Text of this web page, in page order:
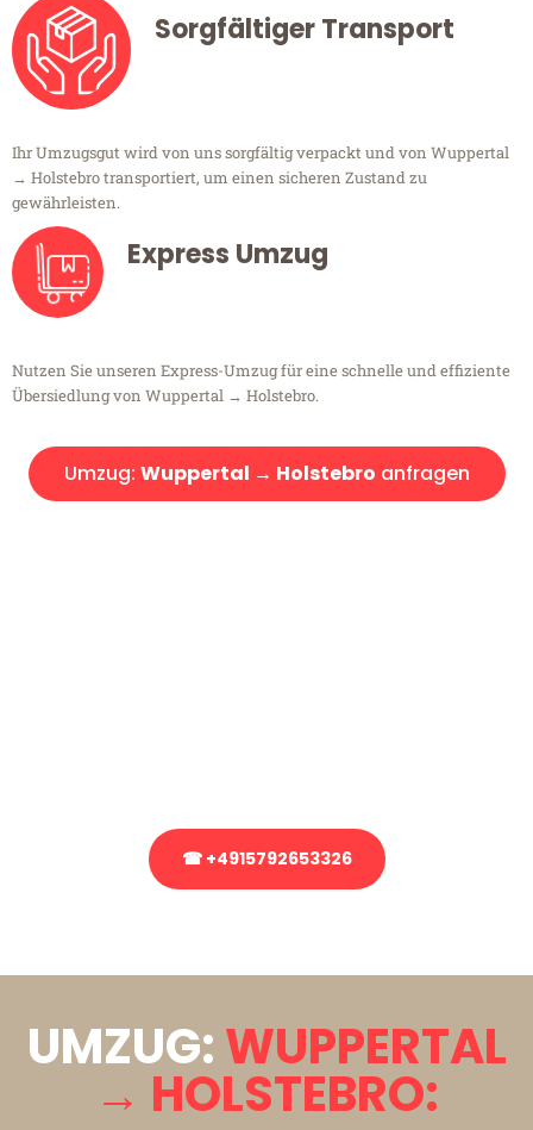
Sorgfältiger Transport
Ihr Umzugsgut wird von uns sorgfältig verpackt und von Wuppertal
→ Holstebro transportiert, um einen sicheren Zustand zu
gewährleisten.
Express Umzug
Nutzen Sie unseren Express-Umzug für eine schnelle und effiziente
Übersiedlung von Wuppertal → Holstebro.
Umzug: Wuppertal → Holstebro anfragen
☎ +4915792653326
UMZUG:WUPPERTAL
→ HOLSTEBRO: